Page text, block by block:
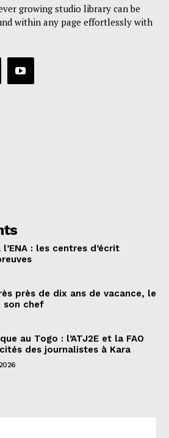
growing studio library can be
within any page effortlessly with
: les centres d’écrit
près de dix ans de vacance, le
son chef
au Togo : l’ATJ2E et la FAO
des journalistes à Kara